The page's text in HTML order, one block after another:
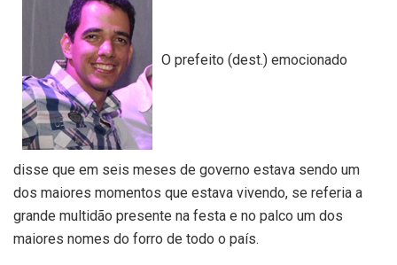
O prefeito (dest.) emocionado
disse que em seis meses de governo estava sendo um
dos maiores momentos que estava vivendo, se referia a
grande multidão presente na festa e no palco um dos
maiores nomes do forro de todo o país.